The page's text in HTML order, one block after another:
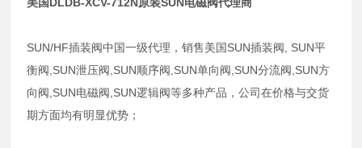
SUN/HF插装阀中国一级代理，销售美国SUN插装阀, SUN平
衡阀,SUN泄压阀,SUN顺序阀,SUN单向阀,SUN分流阀,SUN方
向阀,SUN电磁阀,SUN逻辑阀等多种产品，公司在价格与交货
期方面均有明显优势；